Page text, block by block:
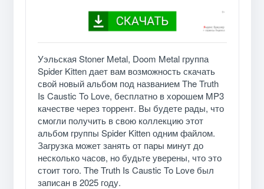
Уэльская Stoner Metal, Doom Metal группа
Spider Kitten дает вам возможность скачать
свой новый альбом под названием The Truth
Is Caustic To Love, бесплатно в хорошем MP3
качестве через торрент. Вы будете рады, что
смогли получить в свою коллекцию этот
альбом группы Spider Kitten одним файлом.
Загрузка может занять от пары минут до
несколько часов, но будьте уверены, что это
стоит того. The Truth Is Caustic To Love был
записан в 2025 году.